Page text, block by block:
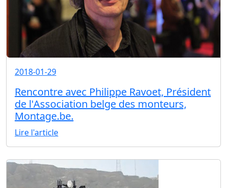
2018-01-29
Rencontre avec Philippe Ravoet, Président
de l'Association belge des monteurs,
Montage.be.
Lire l'article